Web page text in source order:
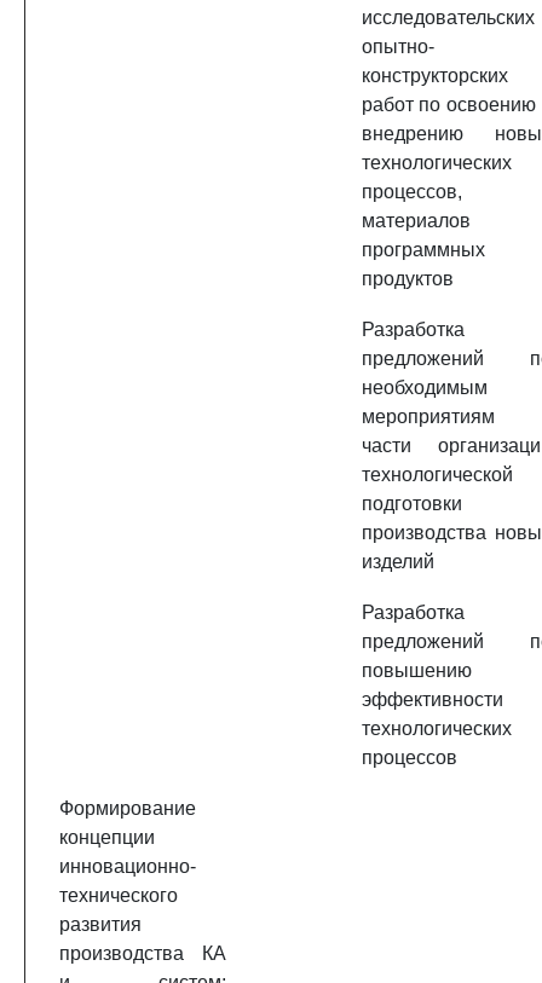
исследовательских
опытно-
конструкторских
работ по освоению
внедрению
технологических
процессов,
материалов
программных
продуктов
Разработка
предложений
необходимым
мероприятиям
части
технологической
подготовки
производства
изделий
Разработка
предложений
повышению
эффективности
технологических
процессов
Формирование
концепции
инновационно-
технического
развития
производства КА